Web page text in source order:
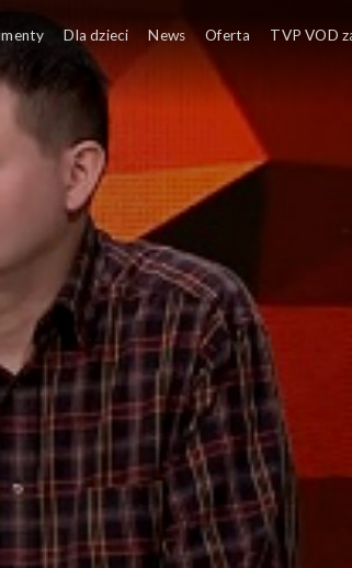
Dla dzieci News Oferta TVP VOD